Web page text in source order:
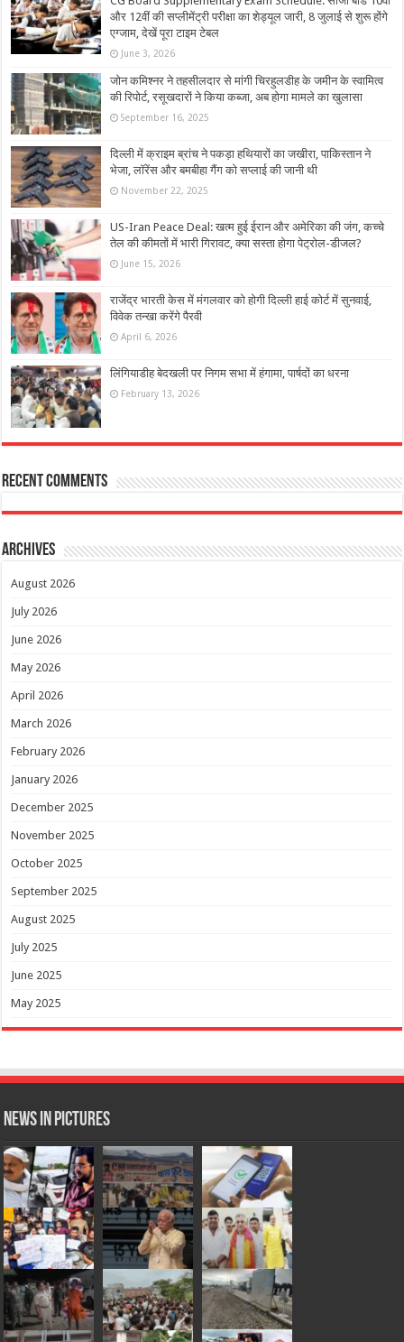
और 12वीं की सप्लीमेंट्री परीक्षा का शेड्यूल जारी, 8 जुलाई से शुरू होंगे
एग्जाम, देखें पूरा टाइम टेबल
June 3, 2026
जोन कमिश्नर ने तहसीलदार से मांगी चिरहुलडीह के जमीन के स्वामित्व
की रिपोर्ट, रसूखदारों ने किया कब्जा, अब होगा मामले का खुलासा
September 16, 2025
दिल्ली में क्राइम ब्रांच ने पकड़ा हथियारों का जखीरा, पाकिस्तान ने
भेजा, लॉरेंस और बमबीहा गैंग को सप्लाई की जानी थी
November 22, 2025
US-Iran Peace Deal: खत्म हुई ईरान और अमेरिका की जंग, कच्चे
तेल की कीमतों में भारी गिरावट, क्या सस्ता होगा पेट्रोल-डीजल?
June 15, 2026
राजेंद्र भारती केस में मंगलवार को होगी दिल्ली हाई कोर्ट में सुनवाई,
विवेक तन्खा करेंगे पैरवी
April 6, 2026
लिंगियाडीह बेदखली पर निगम सभा में हंगामा, पार्षदों का धरना
February 13, 2026
Recent Comments
Archives
August 2026
July 2026
June 2026
May 2026
April 2026
March 2026
February 2026
January 2026
December 2025
November 2025
October 2025
September 2025
August 2025
July 2025
June 2025
May 2025
News in Pictures